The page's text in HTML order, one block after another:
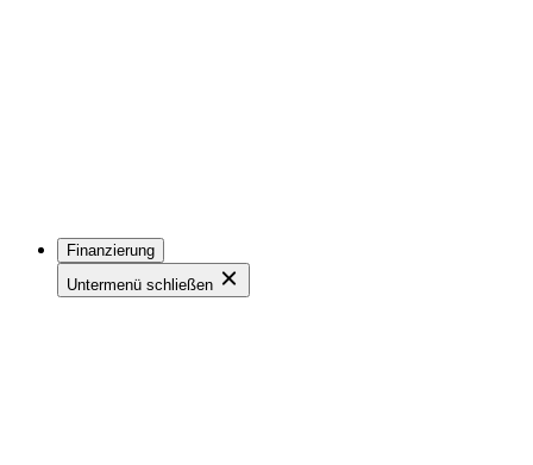
Finanzierung
Untermenü schließen